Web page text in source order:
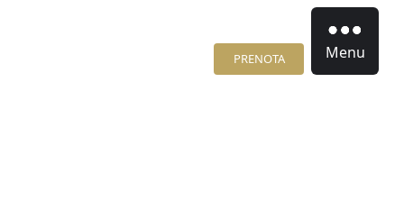
PRENOTA Menu